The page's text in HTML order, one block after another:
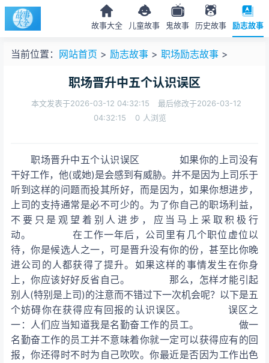
故事大全 儿童故事 鬼故事 历史故事 励志故事
当前位置： 网站首页 > 励志故事 > 职场励志故事 >
职场晋升中五个认识误区
本文发表于2026-03-12 04:32:15
最后修改于2026-03-12
04:32:15
0 人浏览
职场晋升中五个认识误区 如果你的上司没有
干好工作，他(或她)是会感到有威胁。并不是因为上司乐于
听到这样的问题而投其所好，而是因为，如果你想进步，
上司的支持通常是必不可少的。为了你自己的职场利益，
不要只是观望着别人进步，应当马上采取积极行
动。 在工作一年后，公司里有几个职位虚位以
待，你是候选人之一，可是晋升没有你的份，甚至比你晚
进公司的人都获得了提升。如果这样的事情发生在你身
上，你应该好好反省自己。 那么，怎样才能引起
别人(特别是上司)的注意而不错过下一次机会呢？以下是五
个妨碍你在获得应有回报的认识误区。 误区之
一：人们应当知道我是名勤奋工作的员工。 做一
名勤奋工作的员工并不意味着你就一定可以获得应有的回
报，你还得时不时为自己吹吹。你最近是否因为工作出色